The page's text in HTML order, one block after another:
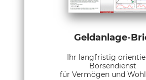
Geldanlage-
Ihr langfristig
Börsendienst
für Vermögen und